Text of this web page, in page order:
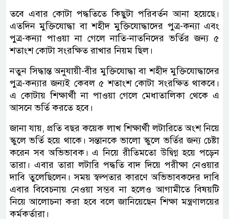
তবে এবার কোটা পদ্ধতিতে কিছুটা পরিবর্তন আনা হয়েছে।
এতদিন মুক্তিযোদ্ধা বা শহীদ মুক্তিযোদ্ধাদের পুত্র-কন্যা এবং
পুত্র-কন্যা পাওয়া না গেলে নাতি-নাতনিদের ভর্তির জন্য ৫
শতাংশ কোটা সংরক্ষিত রাখার নিয়ম ছিল।
নতুন সিদ্ধান্ত অনুযায়ী-বীর মুক্তিযোদ্ধা বা শহীদ মুক্তিযোদ্ধাদের
পুত্র-কন্যার জন্যই কেবল ৫ শতাংশ কোটা সংরক্ষিত থাকবে।
এ কোটায় শিক্ষার্থী না পাওয়া গেলে মেধাতালিকা থেকে এ
আসনে ভর্তি করতে হবে।
জানা যায়, প্রতি বছর কয়েক লাখ শিক্ষার্থী লটারিতে অংশ নিয়ে
স্কুলে ভর্তি হয়ে থাকে। সন্তানকে ভালো স্কুলে ভর্তির জন্য চেষ্টা
করেন সব অভিভাবক। এ নিয়ে রীতিমতো উদ্বিগ্ন হয়ে পড়েন
তারা। এবার তারা লটারি পদ্ধতি বাদ দিয়ে পরীক্ষা নেওয়ার
দাবি তুলেছিলেন। সময় স্বল্পতার কারণে অভিভাবকদের দাবি
এবার বিবেচনায় নেওয়া সম্ভব না হলেও আগামীতে বিষয়টি
নিয়ে আলোচনা করা হবে বলে জানিয়েছেন শিক্ষা মন্ত্রণালয়ের
কর্মকর্তারা।